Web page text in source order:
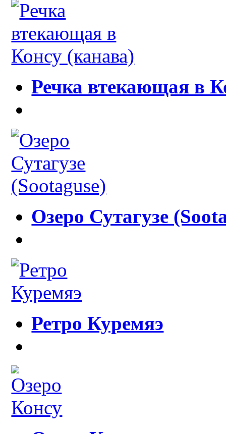
Речка втекающая в
Озеро Сутагузе
Ретро Куремяэ